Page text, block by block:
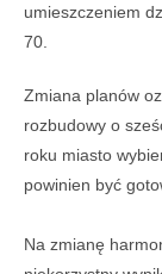
umieszczeniem
70.
Zmiana planów
rozbudowy o
roku miasto
powinien być
Na zmianę